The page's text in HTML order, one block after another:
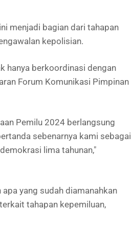
menjadi bagian dari tahapan
kepolisian.
hanya berkoordinasi dengan
Forum Komunikasi Pimpinan
Pemilu 2024 berlangsung
sebenarnya kami sebagai
lima tahunan,"
yang sudah diamanahkan
tahapan kepemiluan,